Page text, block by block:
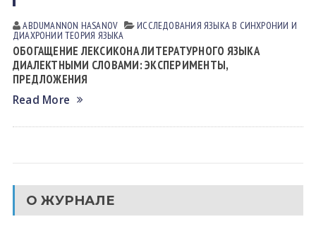
ABDUMANNON HASANOV ИССЛЕДОВАНИЯ ЯЗЫКА В СИНХРОНИИ И
ДИАХРОНИИ ТЕОРИЯ ЯЗЫКА
ОБОГАЩЕНИЕ ЛЕКСИКOНА ЛИТЕРАТУРНОГО ЯЗЫКА
ДИАЛЕКТНЫМИ СЛОВАМИ: ЭКСПЕРИМЕНТЫ,
ПРЕДЛОЖЕНИЯ
Read More
О ЖУРНАЛЕ